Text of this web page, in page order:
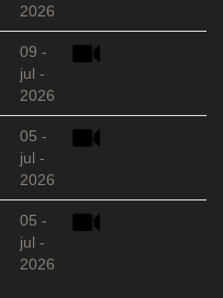
2026
09 -
jul -
2026
05 -
jul -
2026
05 -
jul -
2026